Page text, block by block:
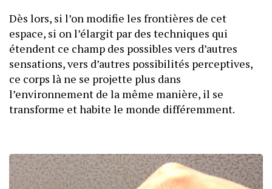
Dès lors, si l’on modifie les frontières de cet
espace, si on l’élargit par des techniques qui
étendent ce champ des possibles vers d’autres
sensations, vers d’autres possibilités perceptives,
ce corps là ne se projette plus dans
l’environnement de la même manière, il se
transforme et habite le monde différemment.